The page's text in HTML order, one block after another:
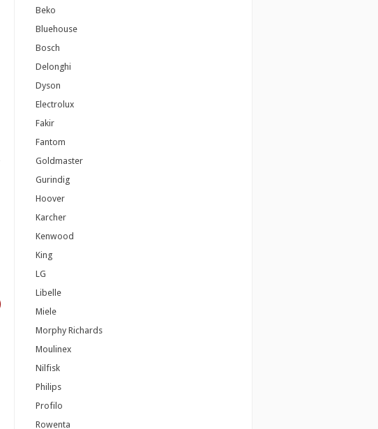
Beko
Bluehouse
Bosch
Delonghi
Dyson
Electrolux
Fakir
Fantom
Goldmaster
Gurindig
Hoover
Karcher
Kenwood
King
LG
Libelle
Miele
Morphy Richards
Moulinex
Nilfisk
Philips
Profilo
Rowenta